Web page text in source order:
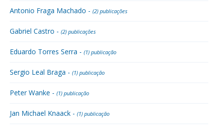
Antonio Fraga Machado - (2) publicações
Gabriel Castro - (2) publicações
Eduardo Torres Serra - (1) publicação
Sergio Leal Braga - (1) publicação
Peter Wanke - (1) publicação
Jan Michael Knaack - (1) publicação